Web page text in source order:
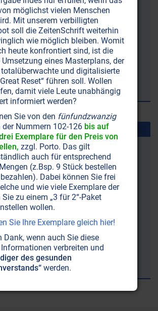
Stichworte
(ein Hund)
2001)
möglichst vielen Menschen
Mit unserem verbilligten
soll die ZeitenSchrift weiterhin
wie möglich bleiben. Womit
heute konfrontiert sind, ist die
eines Masterplans, der
und digitalisierte
Reset“ führen soll. Wollen
damit viele Leute unabhängig
informiert werden?
Sie von den fünfundzwanzig
der Nummern 102-126 bis auf
Exemplare für den Preis von
zzgl. Porto. Das gilt
auch für entsprechend
(z.Bsp. 9 Stück bestellen
Dabei können Sie frei
und wie viele Exemplare der
zu einem „3 für 2“-Paket
wollen.
Sie Ihre Exemplare gleich hier!
Dank, wenn auch Sie diese
verbreiten und
des gesunden
werden.